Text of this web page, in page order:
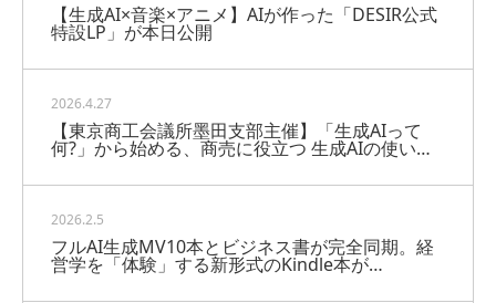
【生成AI×音楽×アニメ】AIが作った「DESIR公式
特設LP」が本日公開
2026.4.27
【東京商工会議所墨田支部主催】「生成AIって
何?」から始める、商売に役立つ 生成AIの使い…
2026.2.5
フルAI生成MV10本とビジネス書が完全同期。経
営学を「体験」する新形式のKindle本が…